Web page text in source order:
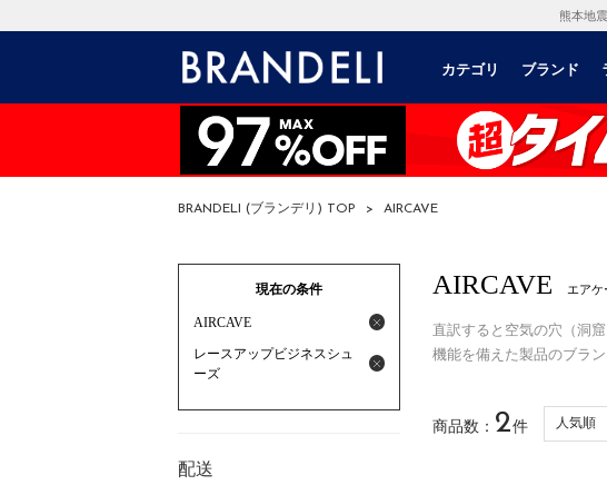
熊本地
カテゴリ ブランド
BRANDELI (ブランデリ) TOP > AIRCAVE
現在の条件
AIRCAVE
レースアップビジネスシュ
ーズ
配送
AIRCAVE エアケ
直訳すると空気の穴（洞
機能を備えた製品のブラン
商品数： 2件